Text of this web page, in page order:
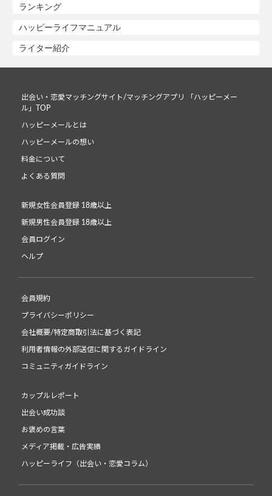
ランキング
ハッピーライフマニュアル
ライター紹介
出会い・恋愛マッチングサイト/マッチングアプリ 「ハッピーメー
ル」TOP
ハッピーメールとは
ハッピーメールの想い
料金について
よくある質問
新規女性会員登録 18歳以上
新規男性会員登録 18歳以上
会員ログイン
ヘルプ
会員規約
プライバシーポリシー
会社概要/特定商取引法に基づく表記
利用者情報の外部送信に関するガイドライン
コミュニティガイドライン
カップルレポート
出会い成功談
お褒めの言葉
メディア掲載・広告実績
ハッピーライフ（出会い・恋愛コラム）